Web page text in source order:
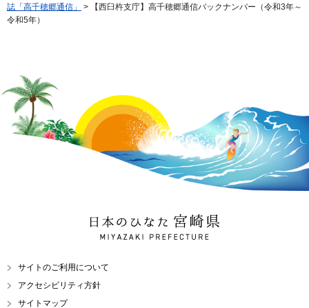
誌「高千穂郷通信」
> 【西臼杵支庁】高千穂郷通信バックナンバー（令和3年～
令和5年）
日本のひなた 宮崎県
MIYAZAKI PREFECTURE
サイトのご利用について
アクセシビリティ方針
サイトマップ